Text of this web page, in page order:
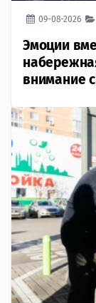
09-08-2026
Эмоции
внимание